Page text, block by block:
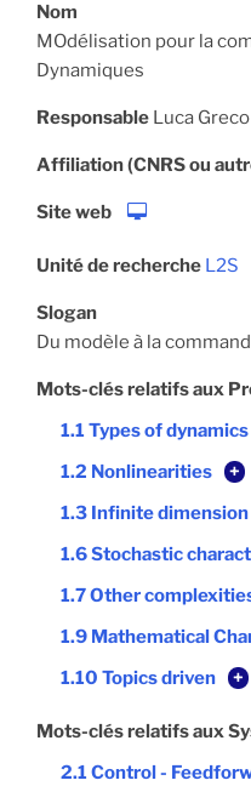
Nom
MOdélisation pour la
Dynamiques
Responsable Luca Greco
Affiliation (CNRS ou
Site web
Unité de recherche L2S
Slogan
Du modèle à la
Mots-clés relatifs aux
1.1 Types of dynamics
1.2 Nonlinearities
+
1.3 Infinite dimension
1.6 Stochastic
1.7 Other
1.9 Mathematical
1.10 Topics driven
+
Mots-clés relatifs aux
2.1 Control -